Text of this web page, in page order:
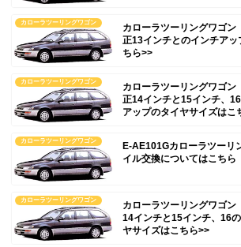
カローラツーリングワゴン
カローラツーリングワゴン
正13インチとのインチアッ
ちら>>
カローラツーリングワゴン
カローラツーリングワゴン
正14インチと15インチ、
アップのタイヤサイズはこ
カローラツーリングワゴン
E-AE101Gカローラツーリ
イル交換についてはこちら
カローラツーリングワゴン
カローラツーリングワゴ
14インチと15インチ、16
ヤサイズはこちら>>